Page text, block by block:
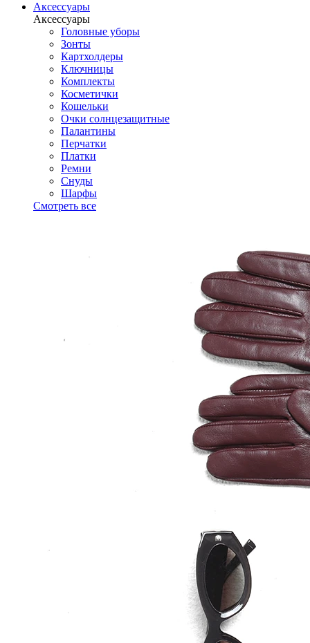
Аксессуары
Аксессуары
Головные уборы
Зонты
Картхолдеры
Ключницы
Комплекты
Косметички
Кошельки
Очки солнцезащитные
Палантины
Перчатки
Платки
Ремни
Снуды
Шарфы
Смотреть все